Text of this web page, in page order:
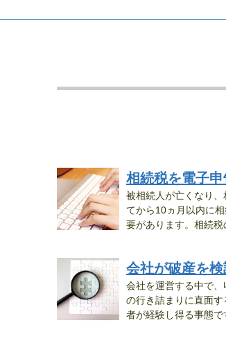
相続税を電子
被相続人が亡くなり
てから10ヵ月以内に
要があります。相続
会社が破産を
会社を運営する中で
の行き詰まりに直面
者が経験し得る事態